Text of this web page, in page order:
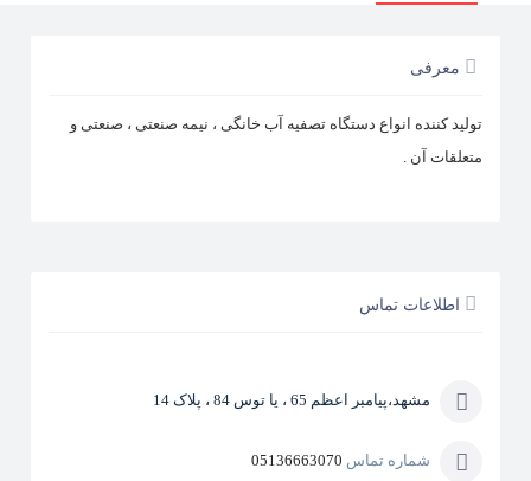
معرفی
تولید کننده انواع دستگاه تصفیه آب خانگی ، نیمه صنعتی ، صنعتی و
متعلقات آن .
اطلاعات تماس
مشهد،پیامبر اعظم 65 ، یا توس 84 ، پلاک 14
شماره تماس 05136663070